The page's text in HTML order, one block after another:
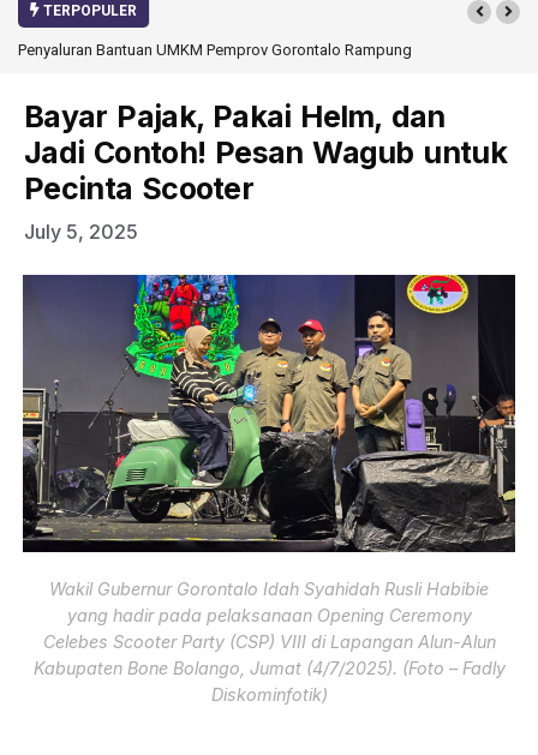
TERPOPULER
Penyaluran Bantuan UMKM Pemprov Gorontalo RampungGorontalo Ikut
Bayar Pajak, Pakai Helm, dan
Jadi Contoh! Pesan Wagub untuk
Pecinta Scooter
July 5, 2025
Wakil Gubernur Gorontalo Idah Syahidah Rusli Habibie
yang hadir pada pelaksanaan Opening Ceremony
Celebes Scooter Party (CSP) VIII di Lapangan Alun-Alun
Kabupaten Bone Bolango, Jumat (4/7/2025). (Foto – Fadly
Diskominfotik)